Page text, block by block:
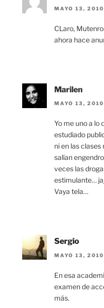
MAYO 13,
CLaro,
ahora hace
Marilen
MAYO 13,
Yo me uno a lo
estudiado
ni en las
salían
veces las
estimulante…
Vaya tela…
Sergio
MAYO 13,
En esa
examen de
más.